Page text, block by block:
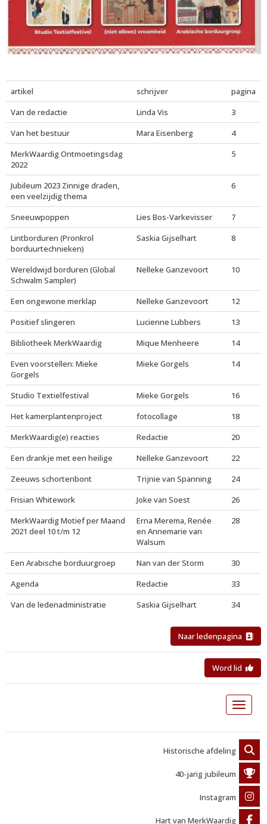
artikel schrijver
pagina
Van de redactie
Linda Vis
3
Van het bestuur
Mara Eisenberg
4
MerkWaardig Ontmoetingsdag
2022
5
Jubileum 2023 Zinnige draden,
een veelzijdig thema
6
Sneeuwpoppen Lies Bos-Varkevisser
7
Lintborduren (Pronkrol
borduurtechnieken)
Saskia Gijselhart 8
Wereldwijd borduren (Global
Schwalm Sampler)
Nelleke Ganzevoort 10
Een ongewone merklap Nelleke Ganzevoort
12
Positief slingeren
Lucienne Lubbers
13
Bibliotheek MerkWaardig
Mique Menheere
14
Even voorstellen: Mieke
Gorgels
Mieke Gorgels 14
Studio Textielfestival Mieke Gorgels
16
Het kamerplantenproject
fotocollage
18
MerkWaardig(e) reacties
Redactie
20
Een drankje met een heilige
Nelleke Ganzevoort
22
Zeeuws schortenbont
Trijnie van Spanning
24
Frisian Whitework
Joke van Soest
26
MerkWaardig Motief per Maand
2021 deel 10 t/m 12
Erna Merema, Renée
en Annemarie van
Walsum
28
Een Arabische borduurgroep Nan van der Storm
30
Agenda
Redactie
33
Van de ledenadministratie
Saskia Gijselhart 34
Naar ledenpagina
Word lid
Toggle
Historische afdeling
40-jarig jubileum
Instagram
Hart van MerkWaardig